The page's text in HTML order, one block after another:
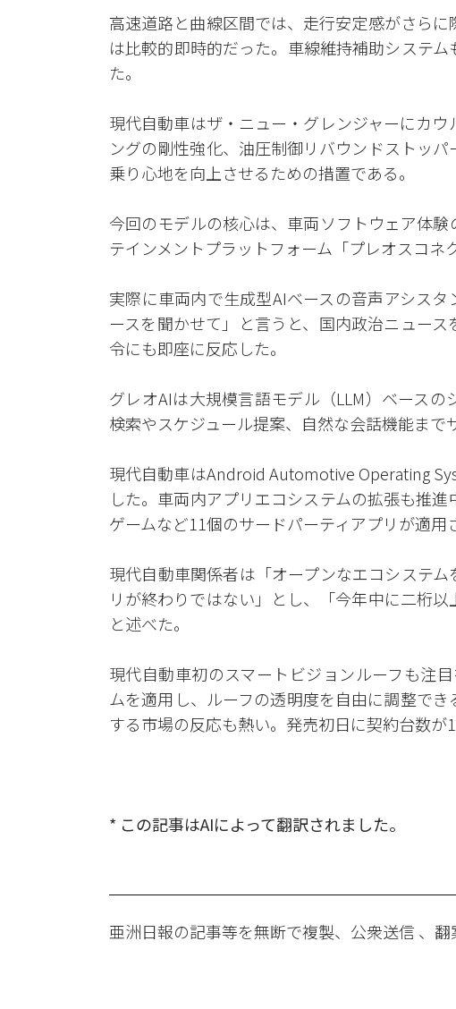
高速道路と曲線区間では、走行安定感がさら
は比較的即時的だった。車線維持補助システ
た。
現代自動車はザ・ニュー・グレンジャーにカ
ングの剛性強化、油圧制御リバウンドストッ
乗り心地を向上させるための措置である。
今回のモデルの核心は、車両ソフトウェア体
テインメントプラットフォーム「プレオスコネ
実際に車両内で生成型AIベースの音声アシス
ースを聞かせて」と言うと、国内政治ニュー
令にも即座に反応した。
グレオAIは大規模言語モデル（LLM）ベース
検索やスケジュール提案、自然な会話機能まで
現代自動車はAndroid Automotive Operating
した。車両内アプリエコシステムの拡張も推
ゲームなど11個のサードパーティアプリが適用
現代自動車関係者は「オープンなエコシステ
リが終わりではない」とし、「今年中に二桁
と述べた。
現代自動車初のスマートビジョンルーフも注
ムを適用し、ルーフの透明度を自由に調整で
する市場の反応も熱い。発売初日に契約台数が1
* この記事はAIによって翻訳されました。
亜洲日報の記事等を無断で複製、公衆送信 、翻